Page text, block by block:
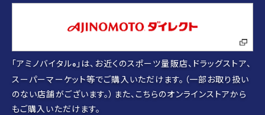
「アミノバイタル® 」は、お近くのスポーツ量販店、ドラッグストア、
スーパーマーケット等でご購入いただけます。（一部お取り扱い
のない店舗がございます。）また、こちらのオンラインストアから
もご購入いただけます。